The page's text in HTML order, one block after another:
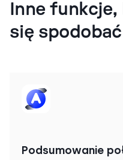
Inne
się spodobać
Podsumowanie